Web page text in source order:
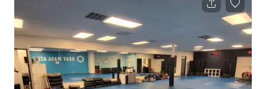
Details Ihrer Gruppe für weitere Informationen. Wir erlauben
nur bestimmte Arten von Veranstaltungen. Preise: • Montag-
Freitag vor 17 Uhr: $500 pro Stunde, kann je nach
Gästeanzahl steigen • Montag-Freitag nach 17 Uhr: